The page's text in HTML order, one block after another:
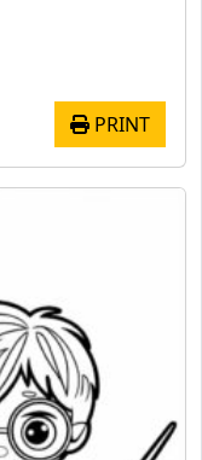
PRINT